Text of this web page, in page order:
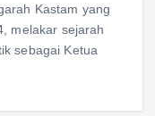
Kastam yang
melakar sejarah
sebagai Ketua